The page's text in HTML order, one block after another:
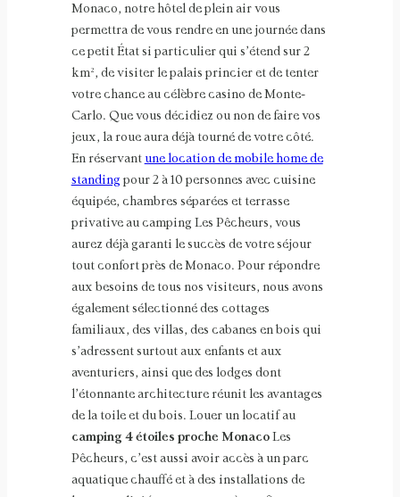
Monaco, notre hôtel de plein air vous
permettra de vous rendre en une journée dans
ce petit État si particulier qui s’étend sur 2
km², de visiter le palais princier et de tenter
votre chance au célèbre casino de Monte-
Carlo. Que vous décidiez ou non de faire vos
jeux, la roue aura déjà tourné de votre côté.
En réservant une location de mobile home de
standing pour 2 à 10 personnes avec cuisine
équipée, chambres séparées et terrasse
privative au camping Les Pêcheurs, vous
aurez déjà garanti le succès de votre séjour
tout confort près de Monaco. Pour répondre
aux besoins de tous nos visiteurs, nous avons
également sélectionné des cottages
familiaux, des villas, des cabanes en bois qui
s’adressent surtout aux enfants et aux
aventuriers, ainsi que des lodges dont
l’étonnante architecture réunit les avantages
de la toile et du bois. Louer un locatif au
camping 4 étoiles proche MonacoLes
Pêcheurs, c’est aussi avoir accès à un parc
aquatique chauffé et à des installations de